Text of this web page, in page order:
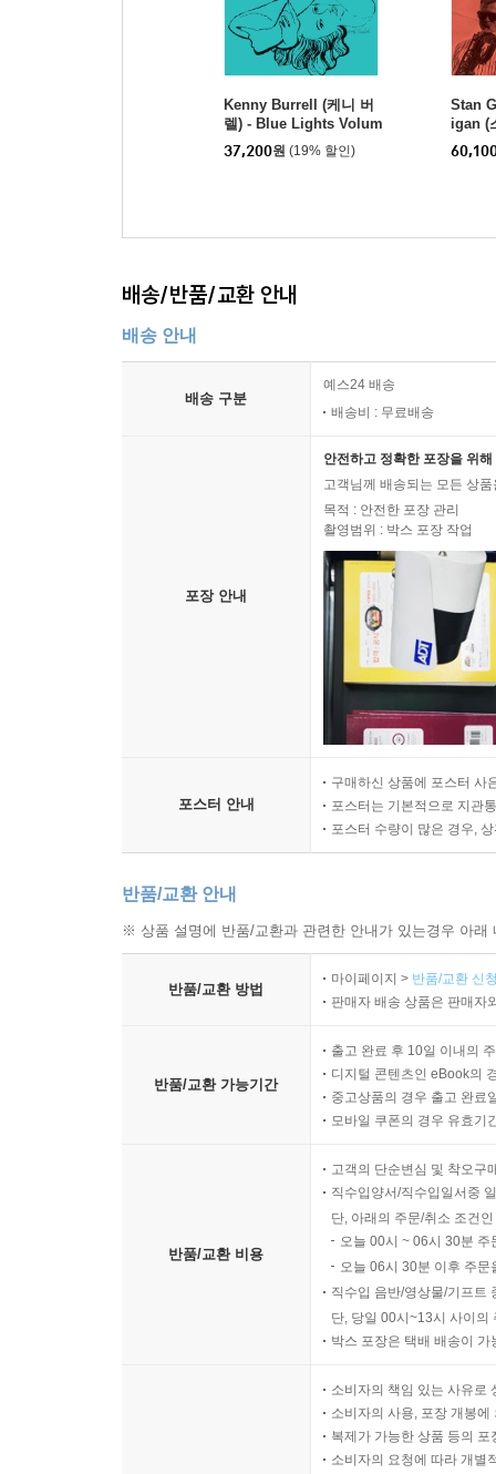
Kenny Burrell (케니 버
렐) - Blue Lights Volum
e 1 [LP]
37,200원 (19% 할인)
Stan
igan (
멀리
배송/반품/교환 안내
배송 안내
배송 구분
예스24 배송
배송비 : 무료배송
포장 안내
안전하고 정확한 포장을 위
고객님께 배송되는 모든 상
목적 : 안전한 포장 관리
촬영범위 : 박스 포장 작업
포스터 안내
구매하신 상품에 포스터 사
포스터는 기본적으로 지관
포스터 수량이 많은 경우,
반품/교환 안내
※ 상품 설명에 반품/교환과 관련한 안내가 있는경우 아
반품/교환 방법
마이페이지 > 반품/교환 신
판매자 배송 상품은 판매자
반품/교환 가능기간
출고 완료 후 10일 이내의
디지털 콘텐츠인 eBook의
중고상품의 경우 출고 완료
모바일 쿠폰의 경우 유효기
반품/교환 비용
고객의 단순변심 및 착오구
직수입양서/직수입일서중
단, 아래의 주문/취소 조건
오늘 00시 ~ 06시 30분
오늘 06시 30분 이후 주
직수입 음반/영상물/기프트
단, 당일 00시~13시 사이의
박스 포장은 택배 배송이
소비자의 책임 있는 사유로
소비자의 사용, 포장 개봉
복제가 가능한 상품 등의
소비자의 요청에 따라 개별